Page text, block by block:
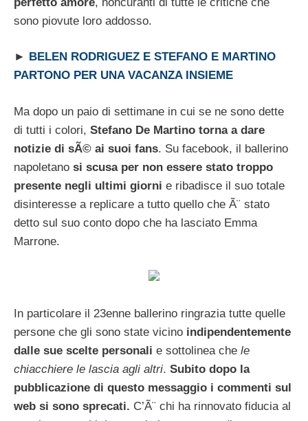
sono piovute loro addosso.
►
BELEN RODRIGUEZ E STEFANO E MARTINO
PARTONO PER UNA VACANZA INSIEME
Ma dopo un paio di settimane in cui se ne sono dette
di tutti i colori, Stefano De Martino torna a dare
notizie di sÃ© ai suoi fans. Su facebook, il ballerino
napoletano si scusa per non essere stato troppo
presente negli ultimi giorni e ribadisce il suo totale
disinteresse a replicare a tutto quello che Ã¨ stato
detto sul suo conto dopo che ha lasciato Emma
Marrone.
In particolare il 23enne ballerino ringrazia tutte quelle
persone che gli sono state vicino indipendentemente
dalle sue scelte personali e sottolinea che le
chiacchiere le lascia agli altri. Subito dopo la
pubblicazione di questo messaggio i commenti sul
web si sono sprecati. C’Ã¨ chi ha rinnovato fiducia al